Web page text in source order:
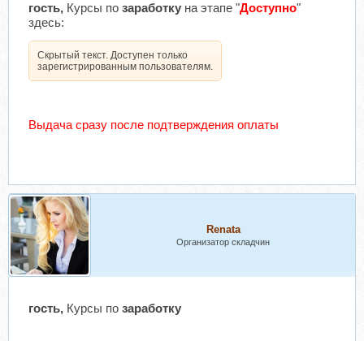
гость, Курсы по заработку на этапе "Доступно"
здесь:
Скрытый текст. Доступен только
зарегистрированным пользователям.
Выдача сразу после подтверждения оплаты
Renata
Организатор складчин
гость, Курсы по заработку